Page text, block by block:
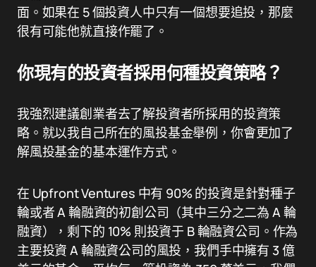
面。如果在 5 個投資人中只有一個想要追投，那麼
很有可能他就直接作罷了。
你現有的投資者採用何種投資策略？
我強烈建議創業者去了解投資者所採用的投資策
略。就以我自己所在的風投基金舉例，你會更加了
解風投基金的基本運作方式。
在 Upfront Ventures 中有 90% 的投資是針對種子
輪或者 A 輪融資的初創公司（其中三分之二為 A 輪
融資），剩下的 10% 則投資于 B 輪融資公司。作為
主要投資 A 輪融資公司的風投，我們手中擁有 3 億